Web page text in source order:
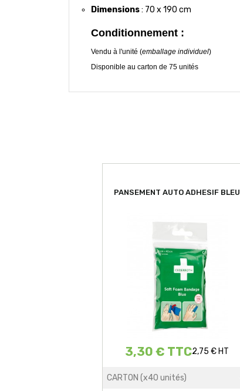
Dimensions: 70 x 190 cm
Conditionnement :
Vendu à l'unité (emballage individuel)
Disponible au carton de 75 unités
PANSEMENT AUTO ADHESIF BLEU
3,30 € TTC2,75 € HT